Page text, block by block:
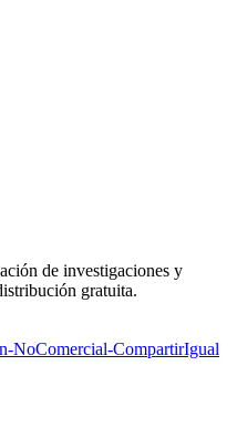
de investigaciones y
gratuita.
NoComercial-CompartirIgual